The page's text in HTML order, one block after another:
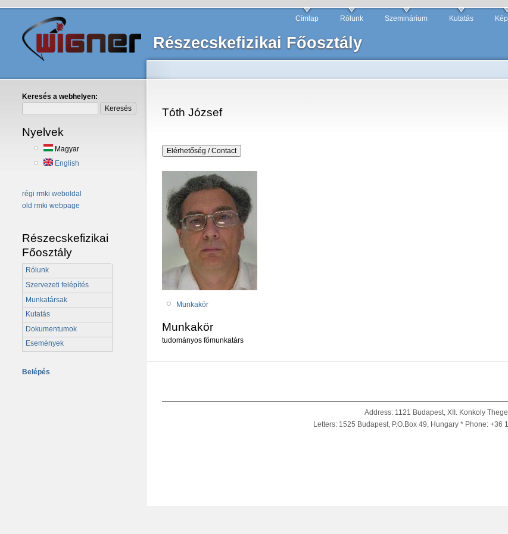
Részecskefizikai Főosztály
Címlap Rólunk Szeminárium Kutatás
Keresés a webhelyen:
Nyelvek
Magyar
English
régi rmki weboldal
old rmki webpage
Részecskefizikai
Főosztály
Rólunk
Szervezeti felépítés
Munkatársak
Kutatás
Dokumentumok
Események
Belépés
Tóth József
Munkakör
Munkakör
tudományos főmunkatárs
Address: 1121 Budapest, XII. Konkoly
Letters: 1525 Budapest, P.O.Box 49, Hungary * Phone: +36